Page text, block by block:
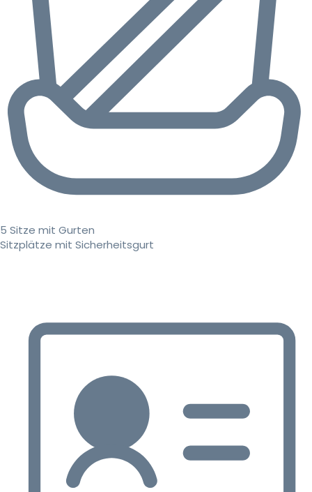
5 Sitze mit Gurten
Sitzplätze mit Sicherheitsgurt